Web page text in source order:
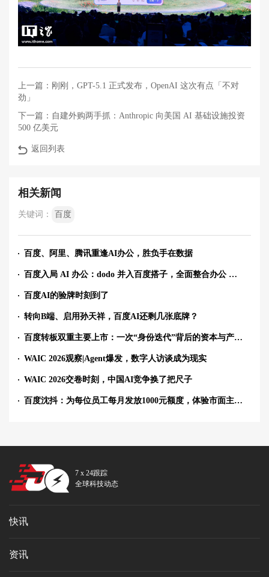
上一篇： 刚刚，GPT-5.1 正式发布，OpenAI 这次有点「不对
劲」
下一篇： 自建外购两手抓：Anthropic 向美国 AI 基础设施投资
500 亿美元
返回列表
相关新闻
关键词： 百度
百度、阿里、腾讯重逢AI办公，胜负手在数据
百度入局 AI 办公：dodo 并入百度搭子，全面整合办公 Agent 业务
百度AI的验牌时刻到了
转向B端、启用孙天祥，百度AI还剩几张底牌？
百度转板双重主要上市：一次“身份迭代”背后的资本与产业账
WAIC 2026观察|Agent爆发，数字人访谈成为现实
WAIC 2026交卷时刻，中国AI竞争换了把尺子
百度沈抖：为每位员工每月发放1000元额度，体验市面主流大模型产品
7 x 24跟踪
全球科技动态
快讯
资讯